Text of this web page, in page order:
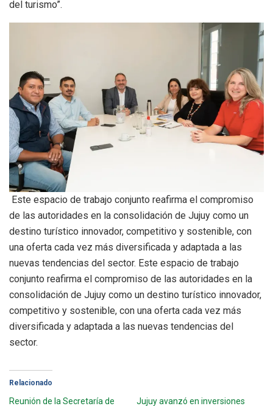
del turismo”.
Este espacio de trabajo conjunto reafirma el compromiso
de las autoridades en la consolidación de Jujuy como un
destino turístico innovador, competitivo y sostenible, con
una oferta cada vez más diversificada y adaptada a las
nuevas tendencias del sector. Este espacio de trabajo
conjunto reafirma el compromiso de las autoridades en la
consolidación de Jujuy como un destino turístico innovador,
competitivo y sostenible, con una oferta cada vez más
diversificada y adaptada a las nuevas tendencias del
sector.
Relacionado
Reunión de la Secretaría de
Jujuy avanzó en inversiones